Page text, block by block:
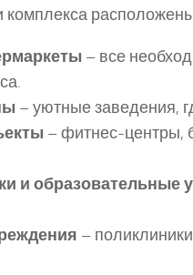
комплекса
– все
– уютные заведения,
– фитнес-центры,
и образовательные
–